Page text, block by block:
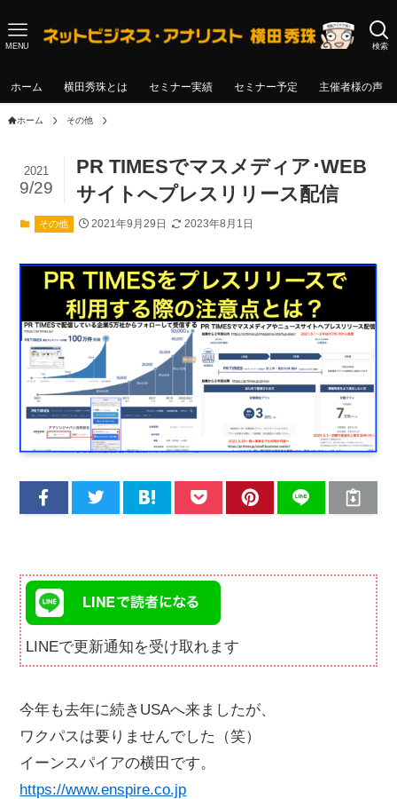
検索
MENU
ホーム 横田秀珠とは セミナー実績 セミナー予定 主催者様の声
ホーム その他
PR TIMESでマスメディア･WEB
サイトへプレスリリース配信
2021
9/29
その他 2021年9月29日 2023年8月1日
LINEで更新通知を受け取れます
今年も去年に続きUSAへ来ましたが、
ワクパスは要りませんでした（笑）
イーンスパイアの横田です。
https://www.enspire.co.jp